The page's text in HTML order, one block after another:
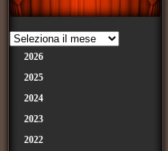
2026
2025
2024
2023
2022